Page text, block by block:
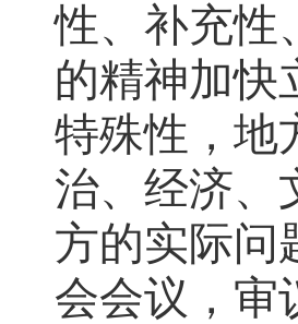
性、补充性
的精神加快
特殊性，地
治、经济、
方的实际问
会会议，审